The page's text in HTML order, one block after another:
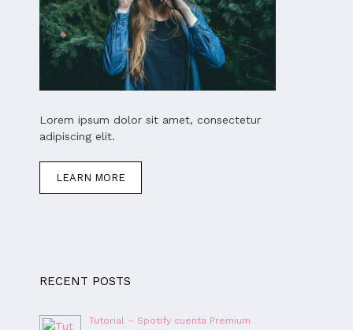
Lorem ipsum dolor sit amet, consectetur
adipiscing elit.
LEARN MORE
RECENT POSTS
Tutorial – Spotify cuenta Premium